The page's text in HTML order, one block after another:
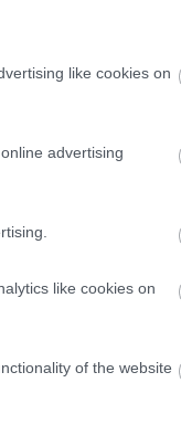
like cookies on
advertising
like cookies on
of the website